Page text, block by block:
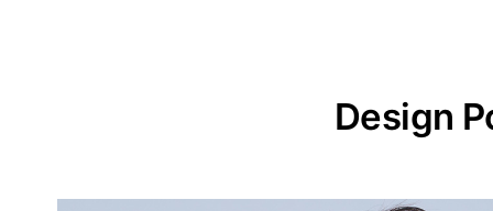
Design